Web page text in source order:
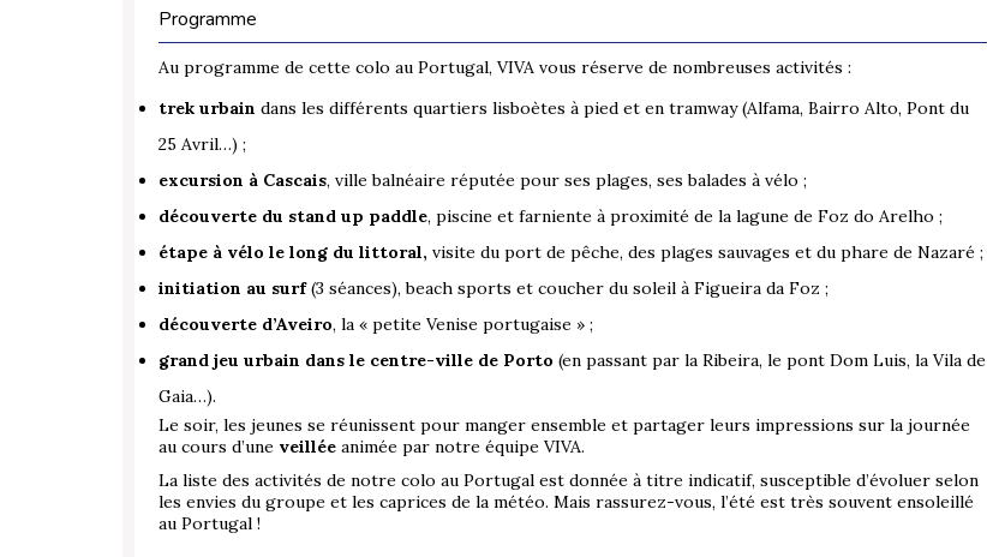
Programme
Au programme de cette colo au Portugal, VIVA vous réserve de nombreuses activités :
trek urbain dans les différents quartiers lisboètes à pied et en tramway (Alfama, Bairro Alto, Pont du
25 Avril…) ;
excursion à Cascais, ville balnéaire réputée pour ses plages, ses balades à vélo ;
découverte du stand up paddle, piscine et farniente à proximité de la lagune de Foz do Arelho ;
étape à vélo le long du littoral, visite du port de pêche, des plages sauvages et du phare de Nazaré ;
initiation au surf(3 séances), beach sports et coucher du soleil à Figueira da Foz ;
découverte d’Aveiro, la « petite Venise portugaise » ;
grand jeu urbain dans le centre-ville de Porto (en passant par la Ribeira, le pont Dom Luis, la Vila de
Gaia…).
Le soir, les jeunes se réunissent pour manger ensemble et partager leurs impressions sur la journée
au cours d’une veillée animée par notre équipe VIVA.
La liste des activités de notre colo au Portugal est donnée à titre indicatif, susceptible d’évoluer selon
les envies du groupe et les caprices de la météo. Mais rassurez-vous, l’été est très souvent ensoleillé
au Portugal !